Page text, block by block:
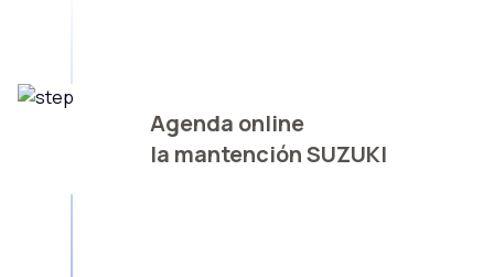
Agenda online
la mantención SUZUKI